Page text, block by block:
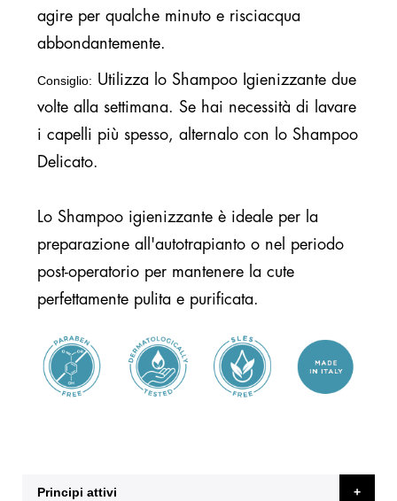
agire per qualche minuto e risciacqua
abbondantemente.
Consiglio: Utilizza lo Shampoo Igienizzante due
volte alla settimana. Se hai necessità di lavare
i capelli più spesso, alternalo con lo Shampoo
Delicato.
Lo Shampoo igienizzante è ideale per la
preparazione all'autotrapianto o nel periodo
post-operatorio per mantenere la cute
perfettamente pulita e purificata.
Principi attivi